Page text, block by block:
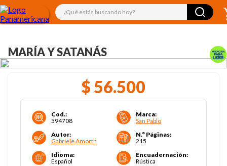
¿Qué estás buscando hoy?
MARÍA Y SATANÁS
$ 56.500
Cod.:
594708
Marca:
San Pablo
Autor:
Gabriele Amorth
N.° Páginas:
215
Idioma:
Español
Encuadernación:
Rústica